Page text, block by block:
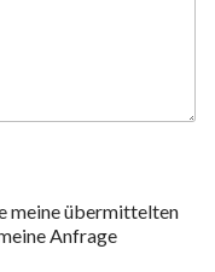
meine übermittelten
Anfrage